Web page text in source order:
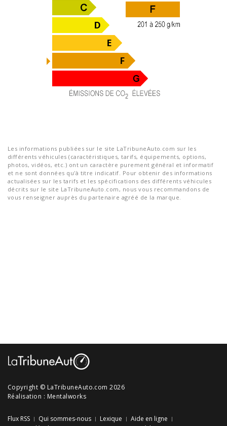
Les informations publiées sur le site LaTribuneAuto.com sur les
différents véhicules (caractéristiques, tarifs, équipements, options,
photos, vidéos, etc.) ont un caractère purement général et informatif
et ne sont données qu'à titre indicatif. Pour obtenir des informations
actualisées sur les tarifs et les spécifications des différents véhicules
décrits sur le site LaTribuneAuto.com, nous vous recommandons de
vous renseigner auprès du partenaire agréé de la marque.
Copyright © LaTribuneAuto.com 2026
Réalisation : Mentalworks
Flux RSS Qui sommes-nous Lexique
Aide en ligne